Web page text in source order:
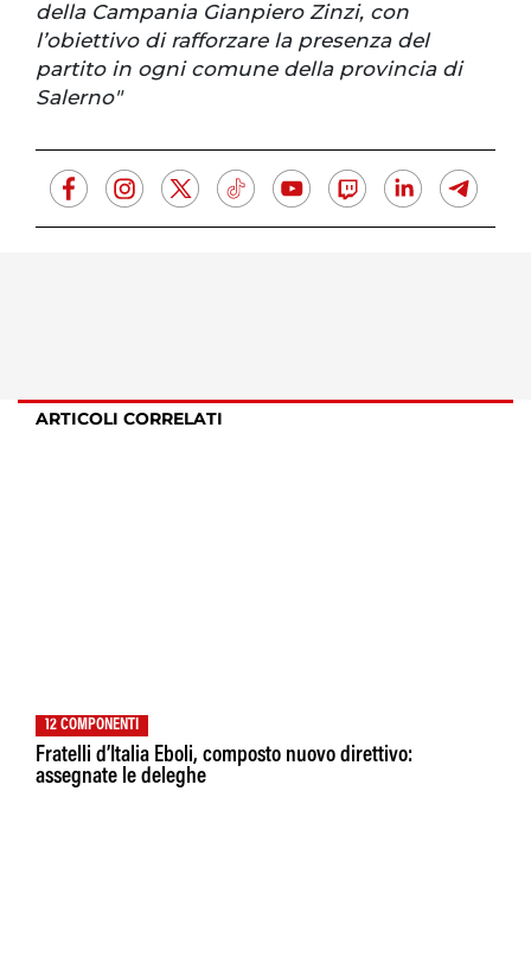
della Campania Gianpiero Zinzi, con
l’obiettivo di rafforzare la presenza del
partito in ogni comune della provincia di
Salerno"
ARTICOLI CORRELATI
12 COMPONENTI
Fratelli d’Italia Eboli, composto nuovo direttivo:
assegnate le deleghe